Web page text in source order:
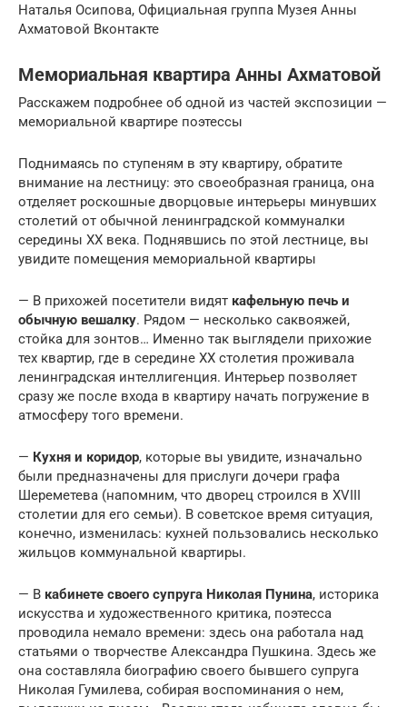
Наталья Осипова, Официальная группа Музея Анны
Ахматовой Вконтакте
Мемориальная квартира Анны Ахматовой
Расскажем подробнее об одной из частей экспозиции —
мемориальной квартире поэтессы
Поднимаясь по ступеням в эту квартиру, обратите
внимание на лестницу: это своеобразная граница, она
отделяет роскошные дворцовые интерьеры минувших
столетий от обычной ленинградской коммуналки
середины XX века. Поднявшись по этой лестнице, вы
увидите помещения мемориальной квартиры
— В прихожей посетители видят кафельную печь и
обычную вешалку. Рядом — несколько саквояжей,
стойка для зонтов… Именно так выглядели прихожие
тех квартир, где в середине XX столетия проживала
ленинградская интеллигенция. Интерьер позволяет
сразу же после входа в квартиру начать погружение в
атмосферу того времени.
— Кухня и коридор, которые вы увидите, изначально
были предназначены для прислуги дочери графа
Шереметева (напомним, что дворец строился в XVIII
столетии для его семьи). В советское время ситуация,
конечно, изменилась: кухней пользовались несколько
жильцов коммунальной квартиры.
— В кабинете своего супруга Николая Пунина, историка
искусства и художественного критика, поэтесса
проводила немало времени: здесь она работала над
статьями о творчестве Александра Пушкина. Здесь же
она составляла биографию своего бывшего супруга
Николая Гумилева, собирая воспоминания о нем,